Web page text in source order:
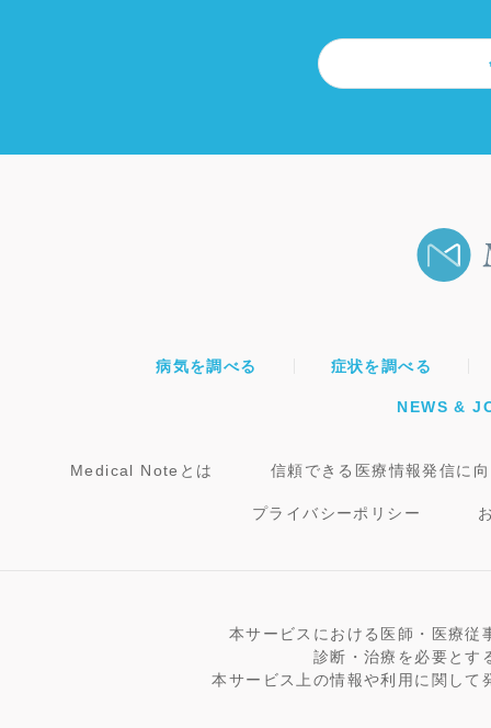
病気を調べる 症状を調べる
NEWS &
Medical Noteとは 信頼できる医療情報発信に
プライバシーポリシー
本サービスにおける医師・医療従
診断・治療を必要とす
本サービス上の情報や利用に関し